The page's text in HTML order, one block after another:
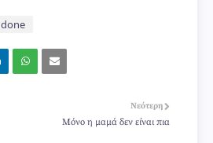
done
Νεότερη
Μόνο η μαμά δεν είναι πια